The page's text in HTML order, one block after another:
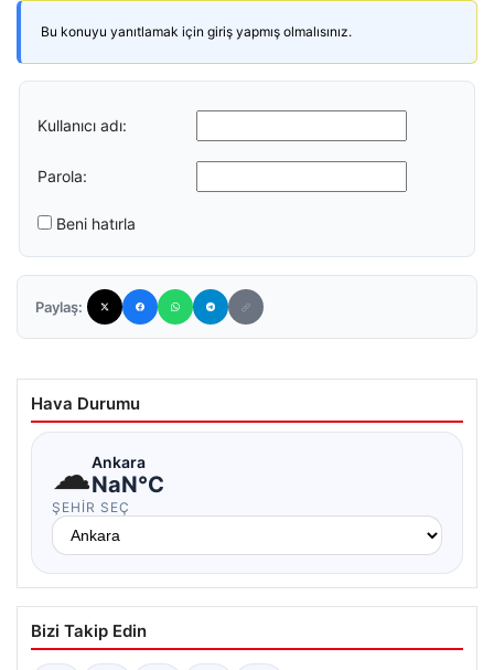
Bu konuyu yanıtlamak için giriş yapmış olmalısınız.
Kullanıcı adı:
Parola:
Beni hatırla
Paylaş:
Hava Durumu
☁Ankara
NaN°C
ŞEHIR SEÇ
Bizi Takip Edin